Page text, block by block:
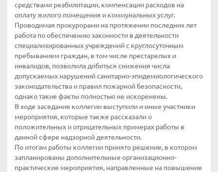
средствами реабилитации, компенсации расходов на
оплату жилого помещения и коммунальных услуг.
Проводимая прокурорами на протяжении последних лет
работа по обеспечению законности в деятельности
специализированных учреждений с круглосуточным
пребыванием граждан, в том числе престарелых и
инвалидов, позволила добиться снижения числа
допускаемых нарушений санитарно-эпидемиологического
законодательства и правил пожарной безопасности,
однако такие факты полностью не искоренены.
В ходе заседания коллегии выступили и иные участники
мероприятия, которые также рассказали о
положительных и отрицательных примерах работы в
данной сфере надзорной деятельности.
По итогам работы коллегии принято решение, в котором
запланированы дополнительные организационно-
практические мероприятия, направленные на повышение